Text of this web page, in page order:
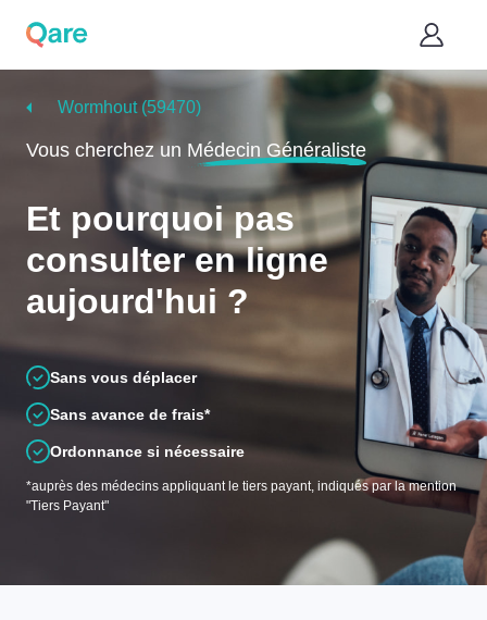
Wormhout (59470)
Vous cherchez un Médecin Généraliste
Et pourquoi pas
consulter en ligne
aujourd'hui ?
Sans vous déplacer
Sans avance de frais*
Ordonnance si nécessaire
*auprès des médecins appliquant le tiers payant, indiqués par la mention
"Tiers Payant"